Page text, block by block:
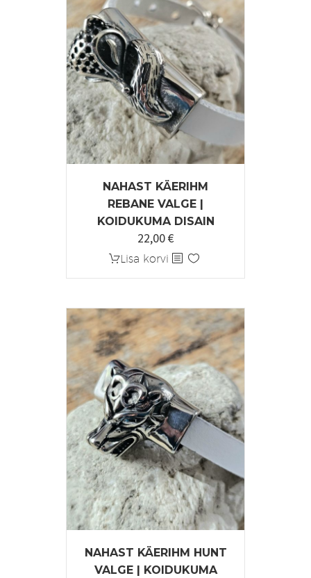
NAHAST KÄERIHM
REBANE VALGE |
KOIDUKUMA DISAIN
22,00€
Lisa korvi
NAHAST KÄERIHM HUNT
VALGE | KOIDUKUMA